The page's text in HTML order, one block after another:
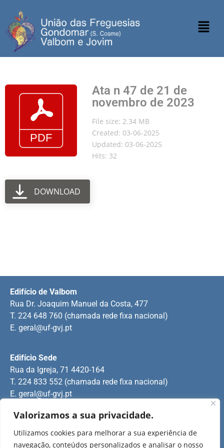
Valorizamos a sua privacidade.
Utilizamos cookies para melhorar a sua experiência de
navegação, conteúdos personalizados e analisar o nosso
Ata n 47 de 21 de
novembro de 2023
File size: 2.34 MB
Created: 03-06-2025
Updated: 03-06-2025
Hits: 32
DOWNLOAD
Rua Manuel Pinto Martins
Edifício Sede
Rua da Igreja, 71 4420-164
T. 224 833 552 (chamada rede fixa nacional)
E. geral@uf-gvj.pt
Edifício de Valbom
Rua Dr. Joaquim Manuel da Costa, 477
T. 224 648 760 (chamada rede fixa nacional)
E. geral@uf-gvj.pt